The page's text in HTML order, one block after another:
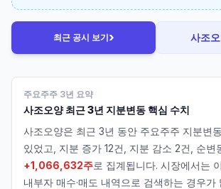
최근 공시 보기› 사조
주요주주 3년 요약
사조오양최근 3년 지분변동 핵심 수치
사조오양은 최근 3년 동안 주요주주 지분변
있었고, 지분 증가 12건, 지분 감소 2건, 순변
+1,066,632주로 집계됩니다. 시장에서는
내부자 매수·매도 내역으로 검색하는 경우가